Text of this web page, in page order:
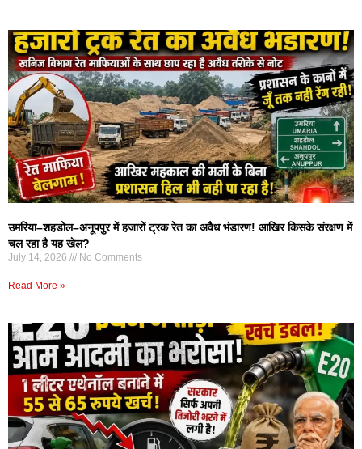
उमरिया–शहडोल–अनूपपुर में हजारों ट्रक रेत का अवैध भंडारण! आखिर किसके संरक्षण में
चल रहा है यह खेल?
July 14, 2026 No Comments
Read More »